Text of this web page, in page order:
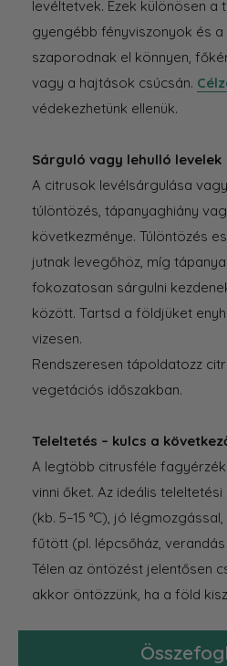
levéltetvek. Ezek különösen a
gyengébb fényviszonyok és
szaporodnak el könnyen,
vagy a hajtások csúcsán.
védekezhetünk ellenük.
Sárguló vagy lehulló levelek
A citrusok levélsárgulása
túlöntözés, tápanyaghiány
következménye. Túlöntözés
jutnak levegőhöz, míg
fokozatosan sárgulni
között. Tartsd a földjüket
vizesen.
Rendszeresen tápoldatozz
vegetációs időszakban.
Teleltetés – kulcs a
A legtöbb citrusféle
vinni őket. Az ideális teleltetési
(kb. 5–15 °C), jó légmozgással,
fűtött (pl. lépcsőház,
Télen az öntözést jelentősen
akkor öntözzünk, ha a föld